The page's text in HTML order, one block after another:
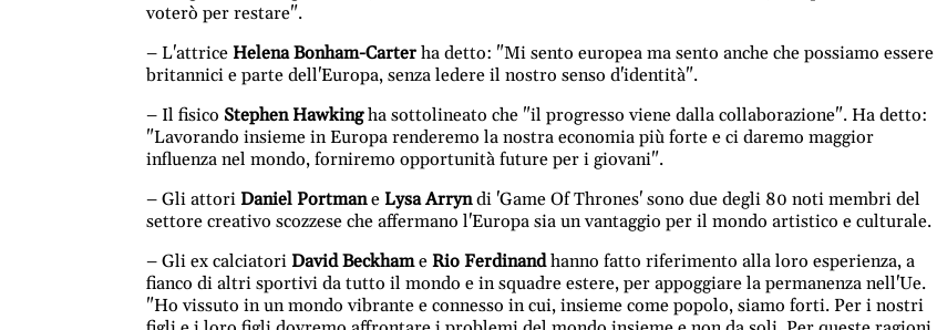
voterò per restare".
– L'attrice Helena Bonham-Carter ha detto: "Mi sento europea ma sento anche che possiamo essere
britannici e parte dell'Europa, senza ledere il nostro senso d'identità".
– Il fisico Stephen Hawkingha sottolineato che "il progresso viene dalla collaborazione". Ha detto:
"Lavorando insieme in Europa renderemo la nostra economia più forte e ci daremo maggior
influenza nel mondo, forniremo opportunità future per i giovani".
– Gli attori Daniel Portmane Lysa Arryndi 'Game Of Thrones' sono due degli 80 noti membri del
settore creativo scozzese che affermano l'Europa sia un vantaggio per il mondo artistico e culturale.
– Gli ex calciatori David Beckhame Rio Ferdinandhanno fatto riferimento alla loro esperienza, a
fianco di altri sportivi da tutto il mondo e in squadre estere, per appoggiare la permanenza nell'Ue.
"Ho vissuto in un mondo vibrante e connesso in cui, insieme come popolo, siamo forti. Per i nostri